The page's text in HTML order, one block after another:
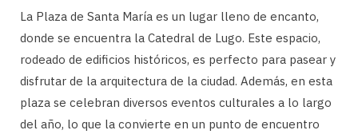
La Plaza de Santa María es un lugar lleno de encanto,
donde se encuentra la Catedral de Lugo. Este espacio,
rodeado de edificios históricos, es perfecto para pasear y
disfrutar de la arquitectura de la ciudad. Además, en esta
plaza se celebran diversos eventos culturales a lo largo
del año, lo que la convierte en un punto de encuentro